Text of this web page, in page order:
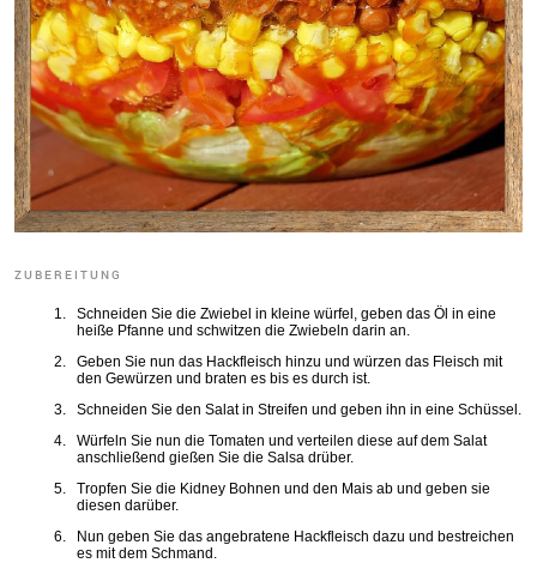
ZUBEREITUNG
Schneiden Sie die Zwiebel in kleine würfel, geben das Öl in eine
heiße Pfanne und schwitzen die Zwiebeln darin an.
Geben Sie nun das Hackfleisch hinzu und würzen das Fleisch mit
den Gewürzen und braten es bis es durch ist.
Schneiden Sie den Salat in Streifen und geben ihn in eine Schüssel.
Würfeln Sie nun die Tomaten und verteilen diese auf dem Salat
anschließend gießen Sie die Salsa drüber.
Tropfen Sie die Kidney Bohnen und den Mais ab und geben sie
diesen darüber.
Nun geben Sie das angebratene Hackfleisch dazu und bestreichen
es mit dem Schmand.